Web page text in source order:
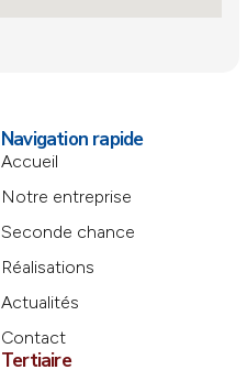
Navigation rapide
Accueil
Notre entreprise
Seconde chance
Réalisations
Actualités
Contact
Tertiaire